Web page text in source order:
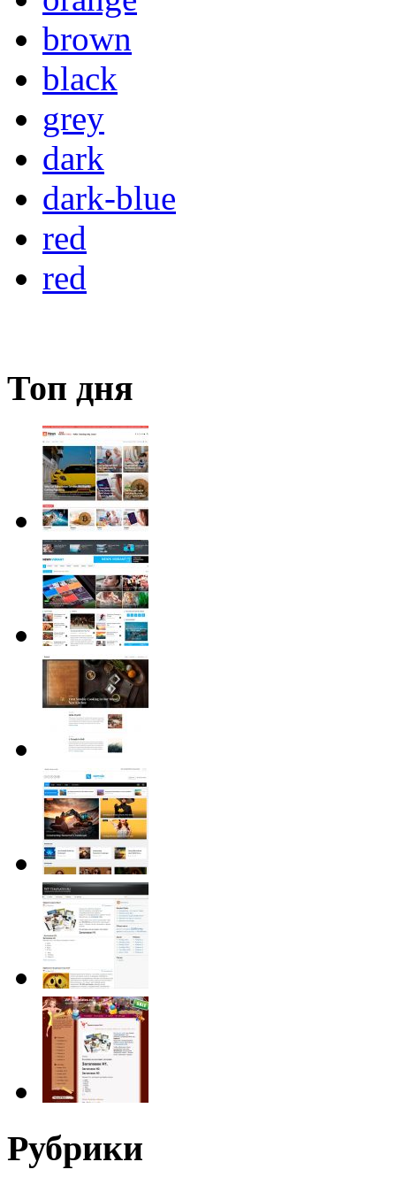
brown
black
grey
dark
dark-blue
red
red
Топ дня
Рубрики